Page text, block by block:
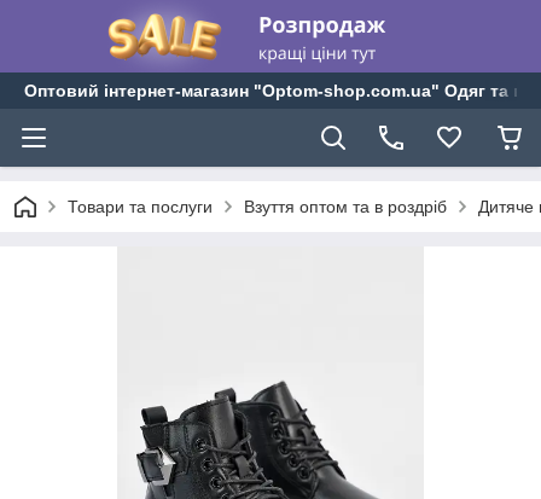
Оптовий інтернет-магазин "Optom-shop.com.ua" Одяг та
Товари та послуги Взуття оптом та в роздріб Дитяче